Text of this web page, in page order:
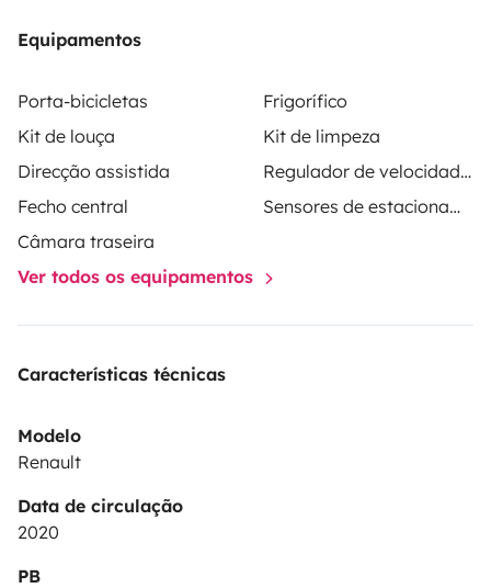
Equipamentos
Porta-bicicletas
Frigorífico
Kit de louça
Kit de limpeza
Direcção assistida
Regulador de velocidade / Cruise Control
Fecho central
Sensores de estacionamento
Câmara traseira
Ver todos os equipamentos
Características técnicas
Modelo
Renault
Data de circulação
2020
PB